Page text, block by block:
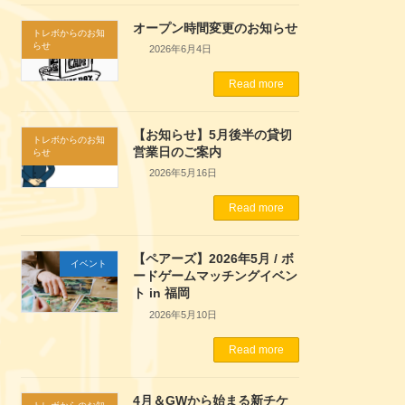
トレボからのお知
らせ
オープン時間変更のお知らせ
2026年6月4日
Read more
トレボからのお知
らせ
【お知らせ】5月後半の貸切
営業日のご案内
2026年5月16日
Read more
イベント
【ペアーズ】2026年5月 / ボ
ードゲームマッチングイベン
ト in 福岡
2026年5月10日
Read more
4月＆GWから始まる新チケ